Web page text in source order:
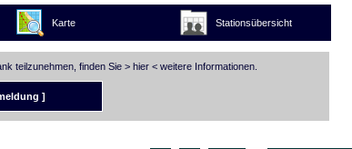
Karte Stationsübersicht
teilzunehmen, finden Sie > hier< weitere Informationen.
]